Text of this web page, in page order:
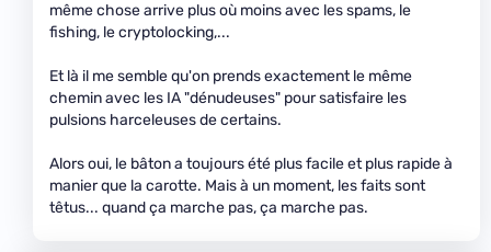
même chose arrive plus où moins avec les spams, le
fishing, le cryptolocking,...
Et là il me semble qu'on prends exactement le même
chemin avec les IA "dénudeuses" pour satisfaire les
pulsions harceleuses de certains.
Alors oui, le bâton a toujours été plus facile et plus rapide à
manier que la carotte. Mais à un moment, les faits sont
têtus... quand ça marche pas, ça marche pas.